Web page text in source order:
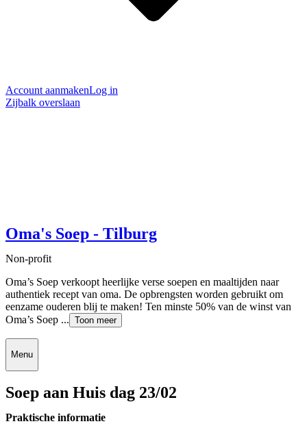
Account aanmakenLog in
Zijbalk overslaan
Oma's Soep - Tilburg
Non-profit
Oma’s Soep verkoopt heerlijke verse soepen en maaltijden naar
authentiek recept van oma. De opbrengsten worden gebruikt om
eenzame ouderen blij te maken! Ten minste 50% van de winst van
Oma’s Soep ... Toon meer
Menu
Soep aan Huis dag 23/02
Praktische informatie